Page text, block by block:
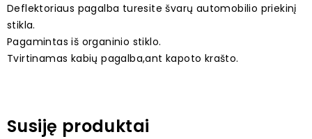
Deflektoriaus pagalba turesite švarų automobilio priekinį
stikla.
Pagamintas iš organinio stiklo.
Tvirtinamas kabių pagalba,ant kapoto krašto.
Susiję produktai